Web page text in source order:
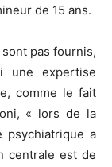
de 15 ans.
pas fournis,
une expertise
comme le fait
« lors de la
psychiatrique a
centrale est de